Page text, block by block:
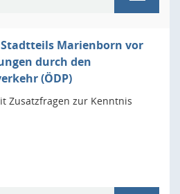
Stadtteils Marienborn vor
durch den
(ÖDP)
Zusatzfragen zur Kenntnis